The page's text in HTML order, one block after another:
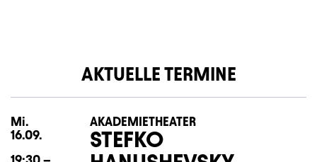
AKTUELLE TERMINE
Mi.
16.09.
AKADEMIETHEATER
STEFKO